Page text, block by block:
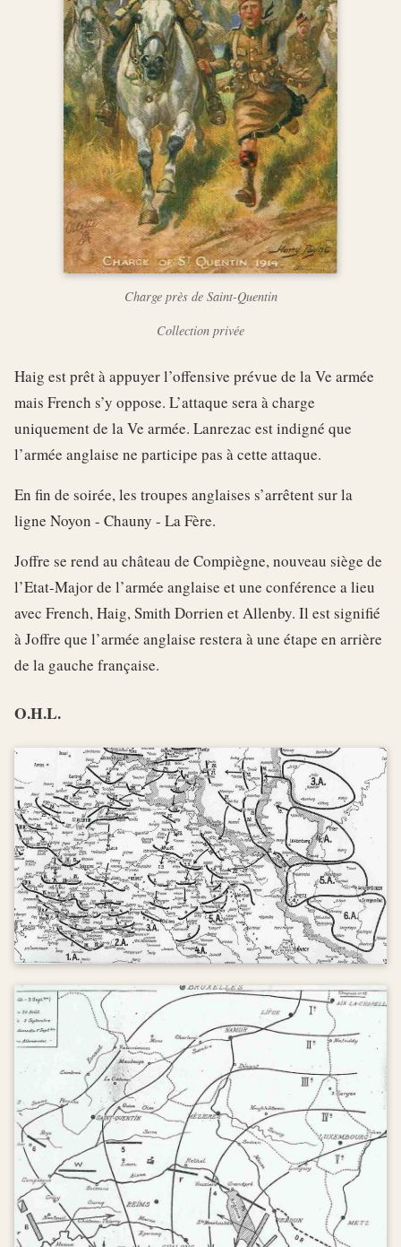
Charge près de Saint-Quentin
Collection privée
Haig est prêt à appuyer l’offensive prévue de la Ve armée
mais French s’y oppose. L’attaque sera à charge
uniquement de la Ve armée. Lanrezac est indigné que
l’armée anglaise ne participe pas à cette attaque.
En fin de soirée, les troupes anglaises s’arrêtent sur la
ligne Noyon - Chauny - La Fère.
Joffre se rend au château de Compiègne, nouveau siège de
l’Etat-Major de l’armée anglaise et une conférence a lieu
avec French, Haig, Smith Dorrien et Allenby. Il est signifié
à Joffre que l’armée anglaise restera à une étape en arrière
de la gauche française.
O.H.L.